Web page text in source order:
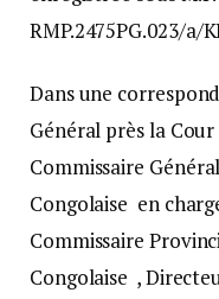
RMP.2475PG.023/a/
Dans une
Général près la
Commissaire
Congolaise en
Commissaire
Congolaise ,